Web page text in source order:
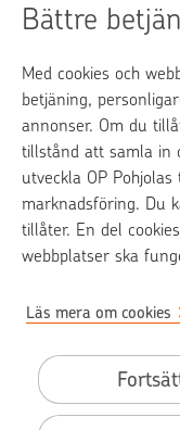
Bättre
Med cookies och
betjäning,
annonser. Om du
tillstånd att samla in
utveckla OP
marknadsföring. Du
tillåter. En del
webbplatser ska
Läs mera om cookies
op.fi
OP Media
Kontaktinformation
Samtalstariff
Pohjola Skadehjälpen
Cookies och